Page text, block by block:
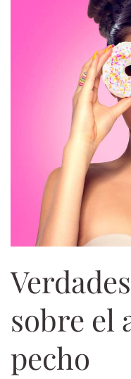
sobre el
pecho